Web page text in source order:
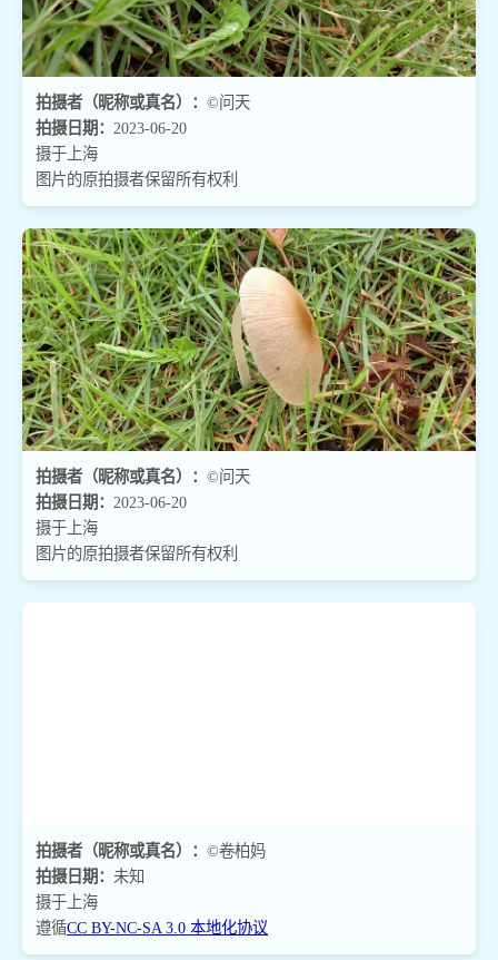
拍摄者（昵称或真名）： ©问天
拍摄日期： 2023-06-20
摄于上海
图片的原拍摄者保留所有权利
拍摄者（昵称或真名）： ©问天
拍摄日期： 2023-06-20
摄于上海
图片的原拍摄者保留所有权利
拍摄者（昵称或真名）： ©卷柏妈
拍摄日期： 未知
摄于上海
遵循CC BY-NC-SA 3.0 本地化协议